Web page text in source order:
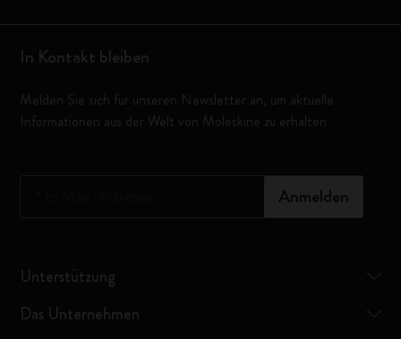
In Kontakt bleiben
Melden Sie sich für unseren Newsletter an, um aktuelle
Informationen aus der Welt von Moleskine zu erhalten
Anmelden
Unterstützung
Das Unternehmen